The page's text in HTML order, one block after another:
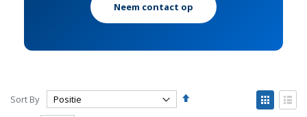
Neem contact op
Sort By
Set
View
as